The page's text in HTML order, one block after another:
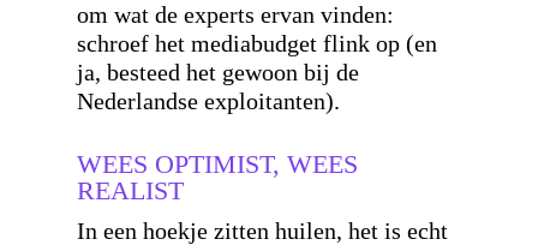
om wat de experts ervan vinden:
schroef het mediabudget flink op (en
ja, besteed het gewoon bij de
Nederlandse exploitanten).
WEES OPTIMIST, WEES
REALIST
In een hoekje zitten huilen, het is echt